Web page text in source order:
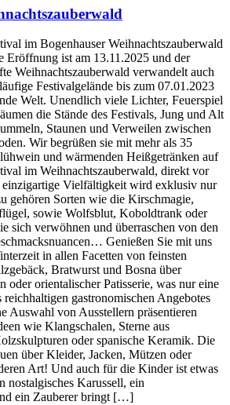
im Bogenhauser Weihnachtszauberwald
Eröffnung ist am 13.11.2025 und der
Weihnachtszauberwald verwandelt auch
Festivalgelände bis zum 07.01.2023
Welt. Unendlich viele Lichter, Feuerspiel
die Stände des Festivals, Jung und Alt
Staunen und Verweilen zwischen
Wir begrüßen sie mit mehr als 35
und wärmenden Heißgetränken auf
im Weihnachtszauberwald, direkt vor
einzigartige Vielfältigkeit wird exklusiv nur
gehören Sorten wie die Kirschmagie,
sowie Wolfsblut, Koboldtrank oder
sich verwöhnen und überraschen von den
Genießen Sie mit uns
in allen Facetten von feinsten
Bratwurst und Bosna über
oder orientalischer Patisserie, was nur eine
gastronomischen Angebotes
Auswahl von Ausstellern präsentieren
wie Klangschalen, Sterne aus
oder spanische Keramik. Die
über Kleider, Jacken, Mützen oder
Art! Und auch für die Kinder ist etwas
nostalgisches Karussell, ein
ein Zauberer bringt […]